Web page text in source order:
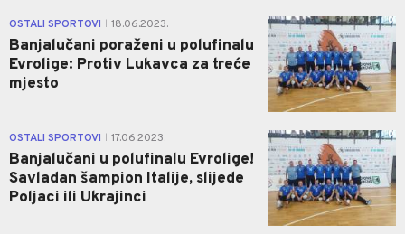
OSTALI SPORTOVI 18.06.2023.
Banjalučani poraženi u polufinalu
Evrolige: Protiv Lukavca za treće
mjesto
0
OSTALI SPORTOVI 17.06.2023.
Banjalučani u polufinalu Evrolige!
Savladan šampion Italije, slijede
Poljaci ili Ukrajinci
0